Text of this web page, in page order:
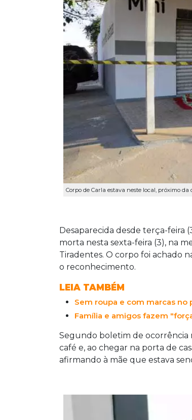
Corpo de Carla estava neste local, próximo
Desaparecida desde terça-feira
morta nesta sexta-feira (3), na
Tiradentes. O corpo foi achado
o reconhecimento.
LEIA TAMBÉM
Sem roupa e com marcas no
Família e amigos fazem
Segundo boletim de ocorrência
café e, ao chegar na porta de
afirmando à mãe que estava